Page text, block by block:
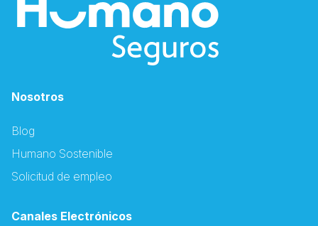
Nosotros
Blog
Humano Sostenible
Solicitud de empleo
Canales Electrónicos